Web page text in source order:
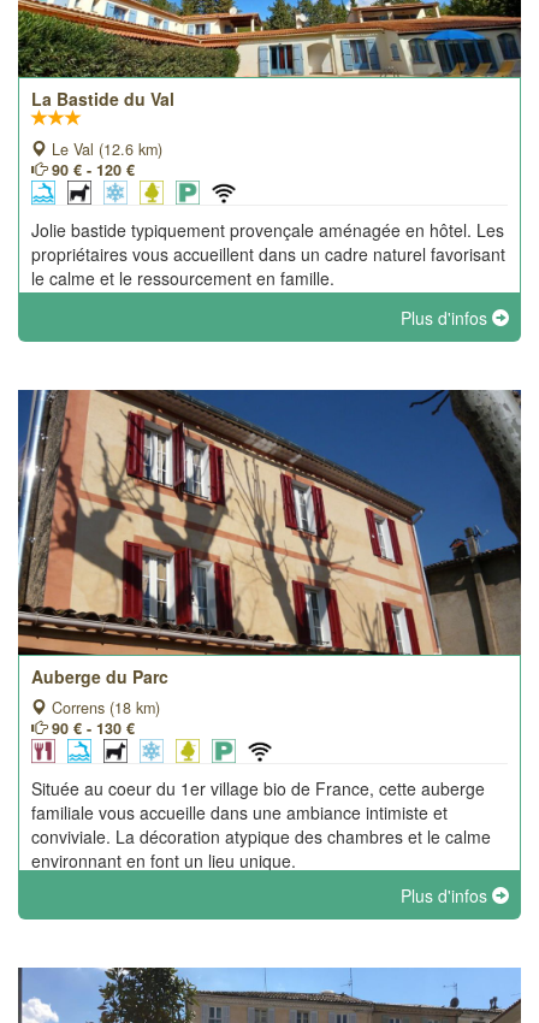
La Bastide du Val
Le Val (12.6 km)
90 € - 120 €
Jolie bastide typiquement provençale aménagée en hôtel. Les
propriétaires vous accueillent dans un cadre naturel favorisant
le calme et le ressourcement en famille.
Plus d'infos
Auberge du Parc
Correns (18 km)
90 € - 130 €
Située au coeur du 1er village bio de France, cette auberge
familiale vous accueille dans une ambiance intimiste et
conviviale. La décoration atypique des chambres et le calme
environnant en font un lieu unique.
Plus d'infos